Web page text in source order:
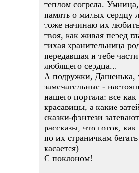
теплом согрела.
память о милых сердцу
тоже начинаю их
твоя, как живая перед
тихая хранительница
передавшая и тебе
любящего сердца...
А подружки, Дашенька,
замечательные -
нашего портала: все
красавицы, а какие
сказки-фэнтези
рассказы, что готов,
по их страничкам
касается)
С поклоном!